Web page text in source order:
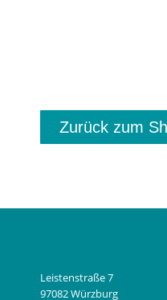
Zurück zum
Leistenstraße 7
97082 Würzburg